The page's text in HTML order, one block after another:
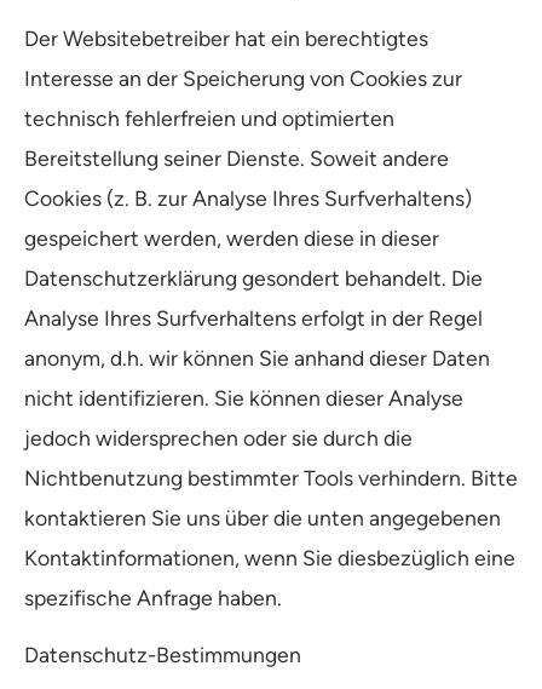
Der Websitebetreiber hat ein berechtigtes
Interesse an der Speicherung von Cookies zur
technisch fehlerfreien und optimierten
Bereitstellung seiner Dienste. Soweit andere
Cookies (z. B. zur Analyse Ihres Surfverhaltens)
gespeichert werden, werden diese in dieser
Datenschutzerklärung gesondert behandelt. Die
Analyse Ihres Surfverhaltens erfolgt in der Regel
anonym, d.h. wir können Sie anhand dieser Daten
nicht identifizieren. Sie können dieser Analyse
jedoch widersprechen oder sie durch die
Nichtbenutzung bestimmter Tools verhindern. Bitte
kontaktieren Sie uns über die unten angegebenen
Kontaktinformationen, wenn Sie diesbezüglich eine
spezifische Anfrage haben.
Datenschutz-Bestimmungen